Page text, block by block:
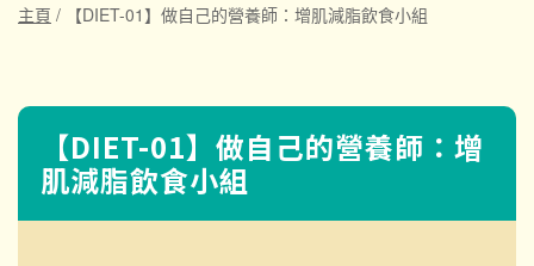
主頁 / 【DIET-01】做自己的營養師：增肌減脂飲食小組
【DIET-01】做自己的營養師：增
肌減脂飲食小組